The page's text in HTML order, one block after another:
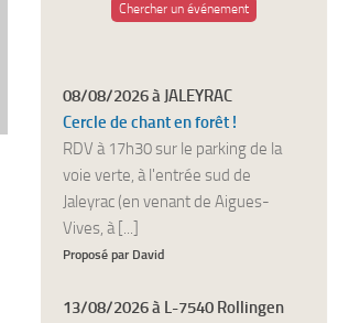
Chercher un événement
08/08/2026 à JALEYRAC
Cercle de chant en forêt !
RDV à 17h30 sur le parking de la
voie verte, à l'entrée sud de
Jaleyrac (en venant de Aigues-
Vives, à [...]
Proposé par David
13/08/2026 à L-7540 Rollingen